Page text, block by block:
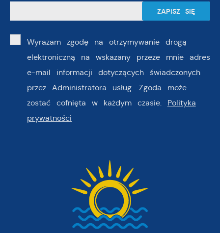
Wyrażam zgodę na otrzymywanie drogą
elektroniczną na wskazany przeze mnie adres
e-mail informacji dotyczących świadczonych
przez Administratora usług. Zgoda może
zostać cofnięta w każdym czasie. Polityka
prywatności